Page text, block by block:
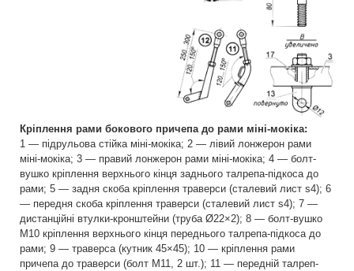
Кріплення рами бокового причепа до рами міні-мокіка:
1 — підрульова стійка міні-мокіка; 2 — лівий лонжерон рами
міні-мокіка; 3 — правий лонжерон рами міні-мокіка; 4 — болт-
вушко кріплення верхнього кінця заднього талрепа-підкоса до
рами; 5 — задня скоба кріплення траверси (сталевий лист s4); 6
— передня скоба кріплення траверси (сталевий лист s4); 7 —
дистанційні втулки-кронштейни (труба Ø22×2); 8 — болт-вушко
М10 кріплення верхнього кінця переднього талрепа-підкоса до
рами; 9 — траверса (кутник 45×45); 10 — кріплення рами
причепа до траверси (болт М11, 2 шт.); 11 — передній талреп-